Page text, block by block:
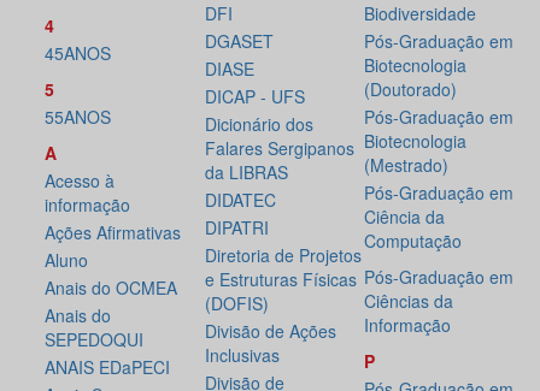
4
45ANOS
5
55ANOS
A
Acesso à
informação
Ações Afirmativas
Aluno
Anais do OCMEA
Anais do
SEPEDOQUI
ANAIS EDaPECI
DFI
DGASET
DIASE
DICAP - UFS
Dicionário dos
Falares Sergipanos
da LIBRAS
DIDATEC
DIPATRI
Diretoria de Projetos
e Estruturas Físicas
(DOFIS)
Divisão de Ações
Inclusivas
Divisão de
Biodiversidade
Pós-Graduação em
Biotecnologia
(Doutorado)
Pós-Graduação em
Biotecnologia
(Mestrado)
Pós-Graduação em
Ciência da
Computação
Pós-Graduação em
Ciências da
Informação
P